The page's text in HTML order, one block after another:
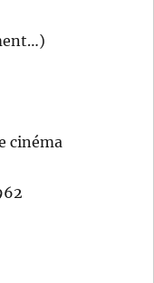
cinéma